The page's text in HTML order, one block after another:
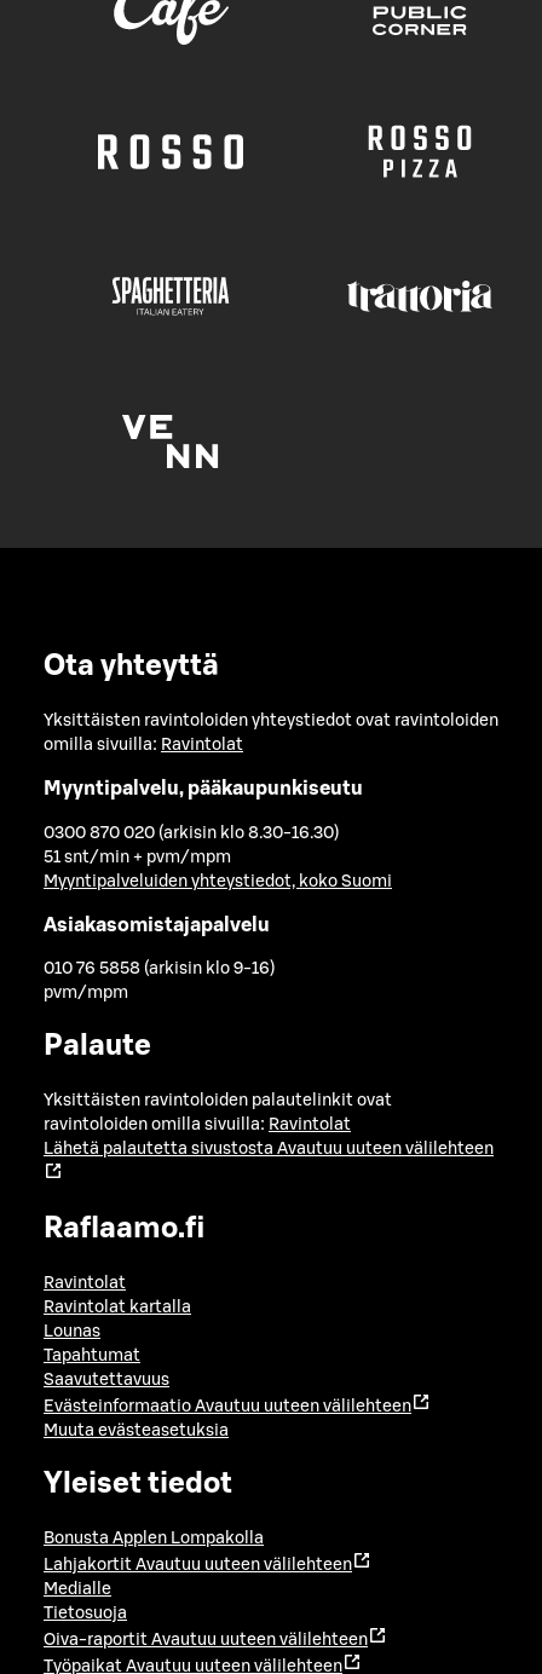
Ota yhteyttä
Yksittäisten ravintoloiden yhteystiedot ovat ravintoloiden
omilla sivuilla: Ravintolat
Myyntipalvelu, pääkaupunkiseutu
0300 870 020 (arkisin klo 8.30-16.30)
51 snt/min + pvm/mpm
Myyntipalveluiden yhteystiedot, koko Suomi
Asiakasomistajapalvelu
010 76 5858 (arkisin klo 9-16)
pvm/mpm
Palaute
Yksittäisten ravintoloiden palautelinkit ovat
ravintoloiden omilla sivuilla: Ravintolat
Lähetä palautetta sivustosta Avautuu uuteen välilehteen
Raflaamo.fi
Ravintolat
Ravintolat kartalla
Lounas
Tapahtumat
Saavutettavuus
Evästeinformaatio Avautuu uuteen välilehteen
Muuta evästeasetuksia
Yleiset tiedot
Bonusta Applen Lompakolla
Lahjakortit Avautuu uuteen välilehteen
Medialle
Tietosuoja
Oiva-raportit Avautuu uuteen välilehteen
Työpaikat Avautuu uuteen välilehteen